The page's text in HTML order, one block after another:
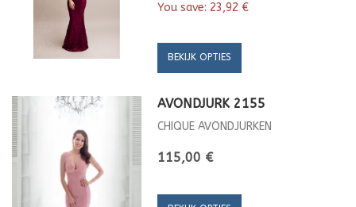
You save: 23,92 €
BEKIJK OPTIES
AVONDJURK 2155
CHIQUE AVONDJURKEN
115,00 €